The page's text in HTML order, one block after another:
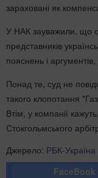
зараховані як
У НАК зауважили, що
представників
пояснень і
Понад те, суд не
такого клопотання
Втім, у компанії
Стокгольмського
Джерело: РБК-Україна
FaceBook